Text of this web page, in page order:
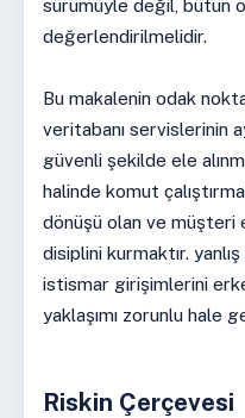
sürümüyle değil, bütün
değerlendirilmelidir.
Bu makalenin odak
veritabanı servislerinin
güvenli şekilde ele
halinde komut
dönüşü olan ve müşteri
disiplini kurmaktır.
istismar girişimlerini
yaklaşımı zorunlu hale
Riskin Çerçevesi